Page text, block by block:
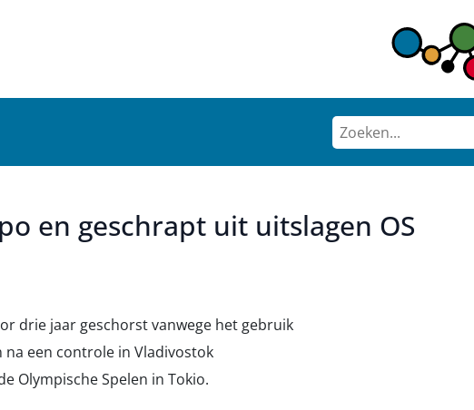
en geschrapt uit uitslagen OS
drie jaar geschorst vanwege het gebruik
een controle in Vladivostok
Olympische Spelen in Tokio.